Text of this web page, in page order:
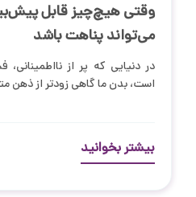
وقتی هیچ‌چیز قابل
می‌تواند پناهت باشد
در دنیایی که پر از
است، بدن ما گاهی زودتر از
بیشتر بخوانید